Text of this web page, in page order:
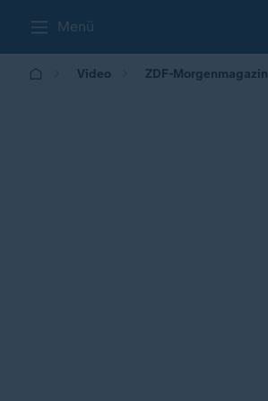
Menü
Video ZDF-Morgenmagazin